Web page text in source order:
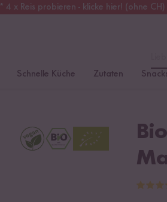
* 4 x Reis probieren - klicke hier! (ohne CH)
Kostenloser Versand
Schnelle Küche Zutaten